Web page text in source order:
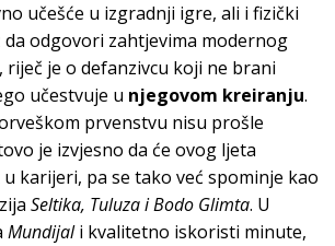
učešće u izgradnji igre, ali i fizički
odgovori zahtjevima modernog
je o defanzivcu koji ne brani
učestvuje u njegovom kreiranju.
prvenstvu nisu prošle
je izvjesno da će ovog ljeta
karijeri, pa se tako već spominje kao
Seltika, Tuluza i Bodo Glimta. U
Mundijali kvalitetno iskoristi minute,